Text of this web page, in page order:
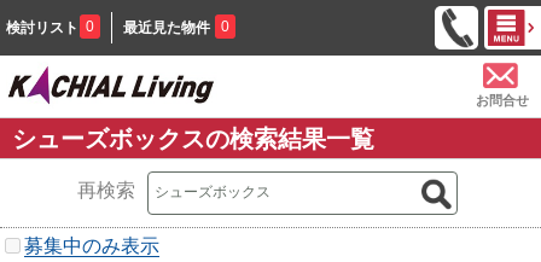
検討リスト 0 最近見た物件 0
お問合せ
シューズボックスの検索結果一覧
再検索
募集中のみ表示